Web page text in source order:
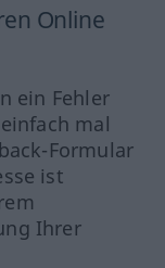
Online
ein Fehler
mal
Formular
ist
Ihrer